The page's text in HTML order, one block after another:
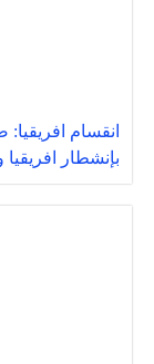
انقسام
بإنشطار